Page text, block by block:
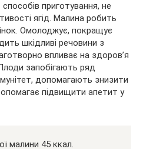
приготування, не
ягід. Малина робить
Омолоджує, покращує
шкідливі речовини з
впливає на здоров’я
запобігають ряд
допомагають знизити
підвищити апетит у
малини 45 ккал.